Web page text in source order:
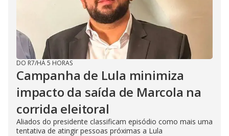
DO R7/HÁ 5 HORAS
Campanha de Lula minimiza
impacto da saída de Marcola na
corrida eleitoral
Aliados do presidente classificam episódio como mais uma
tentativa de atingir pessoas próximas a Lula